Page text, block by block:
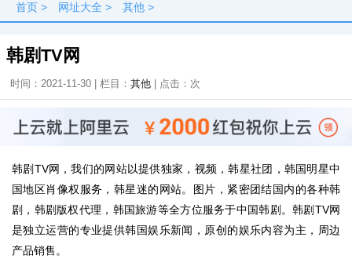
首页 > 网址大全 > 其他 >
韩剧TV网
时间：2021-11-30 | 栏目： 其他 | 点击： 次
韩剧TV网，我们的网站以提供独家，视频，韩星社团，韩国明星中
国地区肖像权服务，韩星迷的网站。图片，紧密团结国内的各种韩
剧，韩剧版权代理，韩国旅游等全方位服务于中国韩剧。韩剧TV网
是独立运营的专业提供韩国娱乐新闻，原创的娱乐内容为主，周边
产品销售。